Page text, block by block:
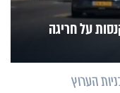
על חריגה
הערוץ